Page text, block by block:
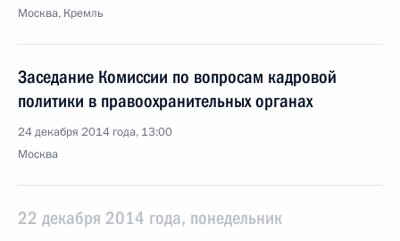
Москва, Кремль
Заседание Комиссии по вопросам кадровой
политики в правоохранительных органах
24 декабря 2014 года, 13:00
Москва
22 декабря 2014 года, понедельник